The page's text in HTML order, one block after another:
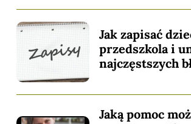
Jak zapisać
przedszkola i
najczęstszych
Jaką pomoc